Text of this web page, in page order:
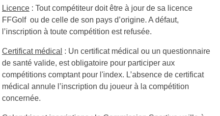
Licence : Tout compétiteur doit être à jour de sa licence
FFGolf ou de celle de son pays d’origine. A défaut,
l’inscription à toute compétition est refusée.
Certificat médical : Un certificat médical ou un questionnaire
de santé valide, est obligatoire pour participer aux
compétitions comptant pour l'index. L’absence de certificat
médical annule l’inscription du joueur à la compétition
concernée.